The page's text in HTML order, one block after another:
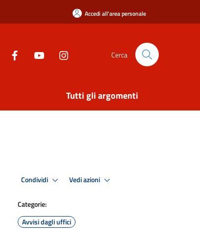
Accedi all'area personale
Cerca
Tutti gli argomenti
Condividi Vedi azioni
Categorie:
Avvisi dagli uffici